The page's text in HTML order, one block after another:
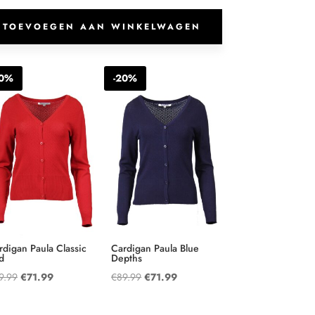
aantal
TOEVOEGEN AAN WINKELWAGEN
Paula Classic
Oorspronkelijke
€71.99Huidige
-20%
Cardigan Paula Blue
Depths
€89.99Oorspronkelijke
€71.99Huidige